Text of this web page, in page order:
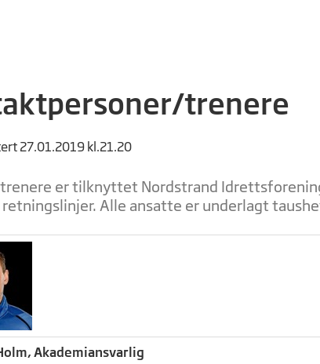
trenere
27.01.2019 kl.21.20
er tilknyttet Nordstrand
retningslinjer. Alle ansatte er underlagt
Akademiansvarlig